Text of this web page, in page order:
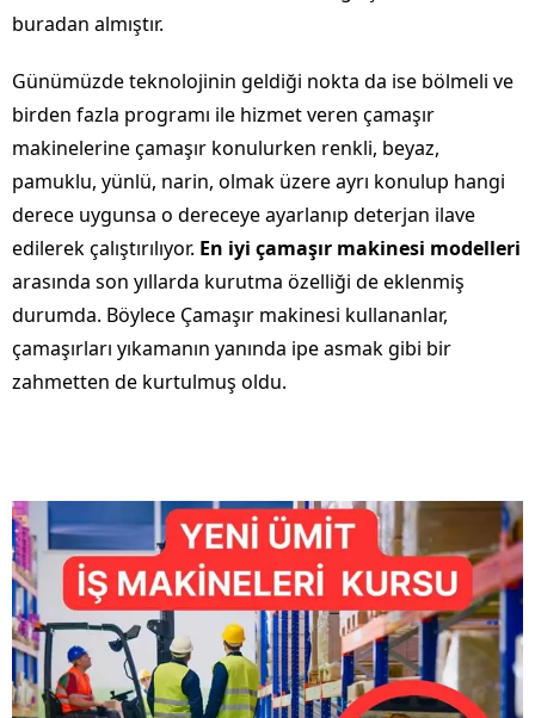
buradan almıştır.
Günümüzde teknolojinin geldiği nokta da ise bölmeli ve
birden fazla programı ile hizmet veren çamaşır
makinelerine çamaşır konulurken renkli, beyaz,
pamuklu, yünlü, narin, olmak üzere ayrı konulup hangi
derece uygunsa o dereceye ayarlanıp deterjan ilave
edilerek çalıştırılıyor. En iyi çamaşır makinesi modelleri
arasında son yıllarda kurutma özelliği de eklenmiş
durumda. Böylece Çamaşır makinesi kullananlar,
çamaşırları yıkamanın yanında ipe asmak gibi bir
zahmetten de kurtulmuş oldu.